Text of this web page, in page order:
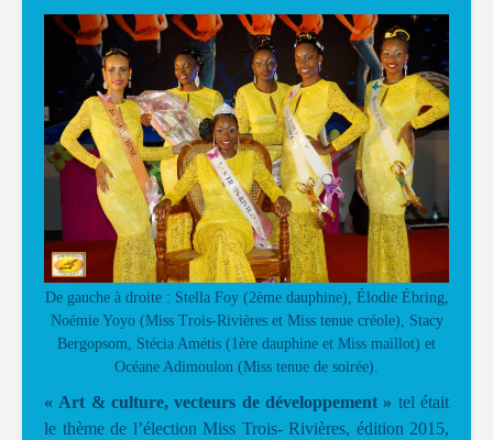
De gauche à droite : Stella Foy (2ème dauphine), Élodie Ébring,
Noémie Yoyo (Miss Trois-Rivières et Miss tenue créole), Stacy
Bergopsom, Stécia Amétis (1ère dauphine et Miss maillot) et
Océane Adimoulon (Miss tenue de soirée).
« Art & culture, vecteurs de développement » tel était
le thème de l’élection Miss Trois- Rivières, édition 2015,